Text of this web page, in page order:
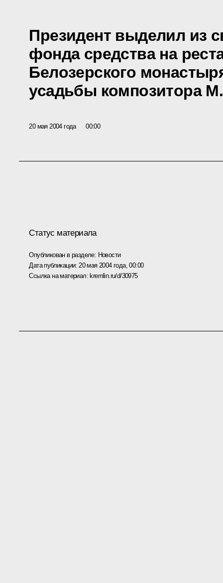
Президент выделил из
фонда средства на
Белозерского
усадьбы композитора
20 мая 2004 года 00:00
Статус материала
Опубликован в разделе: Новости
Дата публикации: 20 мая 2004 года, 00:00
Ссылка на материал:kremlin.ru/d/30975